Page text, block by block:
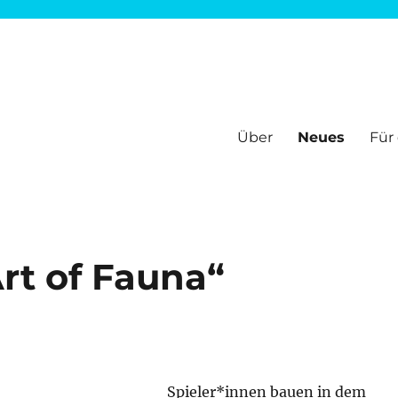
Über Neues Für
of Fauna“
Spieler*innen bauen in dem